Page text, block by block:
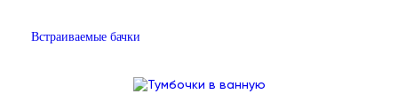
Встраиваемые бачки